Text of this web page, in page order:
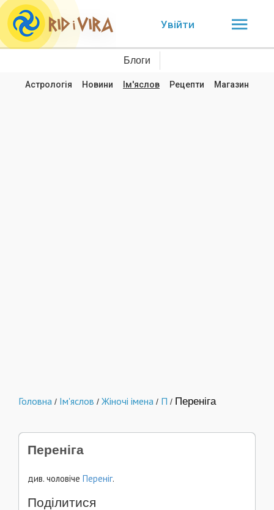
Увійти
Блоги
Астрологія Новини Ім'яслов Рецепти Магазин
Головна / Ім'яслов / Жіночі імена / П / Переніга
Переніга
див. чоловіче Переніг.
Поділитися